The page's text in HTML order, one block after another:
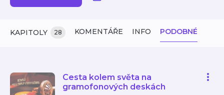
KAPITOLY 28 KOMENTÁŘE INFO PODOBNÉ
Cesta kolem světa na
gramofonových deskách